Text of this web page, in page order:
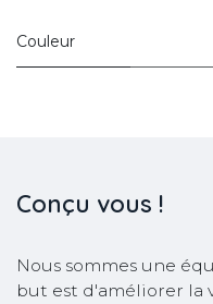
Couleur
Conçu vous !
Nous sommes une
but est d'améliorer la